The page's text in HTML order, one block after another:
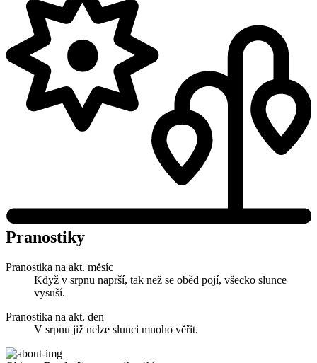
Pranostiky
Pranostika na akt. měsíc
Když v srpnu naprší, tak než se oběd pojí, všecko slunce
vysuší.
Pranostika na akt. den
V srpnu již nelze slunci mnoho věřit.